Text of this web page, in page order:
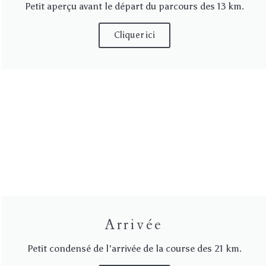
Petit aperçu avant le départ du parcours des 13 km.
Cliquer ici
Arrivée
Petit condensé de l'arrivée de la course des 21 km.